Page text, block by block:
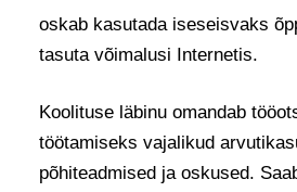
oskab kasutada iseseisvaks
tasuta võimalusi Internetis.
Koolituse läbinu omandab
töötamiseks vajalikud
põhiteadmised ja oskused.